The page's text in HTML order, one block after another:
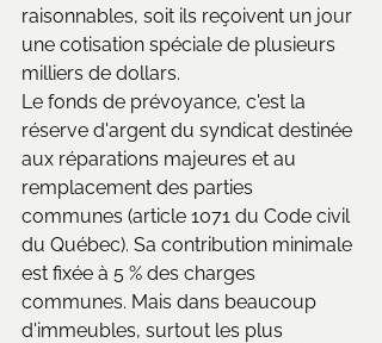
raisonnables, soit ils reçoivent un jour
une cotisation spéciale de plusieurs
milliers de dollars.
Le fonds de prévoyance, c'est la
réserve d'argent du syndicat destinée
aux réparations majeures et au
remplacement des parties
communes (article 1071 du Code civil
du Québec). Sa contribution minimale
est fixée à 5 % des charges
communes. Mais dans beaucoup
d'immeubles, surtout les plus